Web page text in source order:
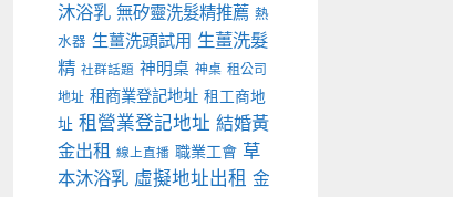
沐浴乳 無矽靈洗髮精推薦 熱
水器 生薑洗頭試用 生薑洗髮
精 社群話題 神明桌 神桌 租公司
地址 租商業登記地址 租工商地
址 租營業登記地址 結婚黃
金出租 線上直播 職業工會 草
本沐浴乳 虛擬地址出租 金